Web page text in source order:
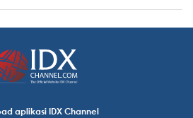
aplikasi IDX Channel